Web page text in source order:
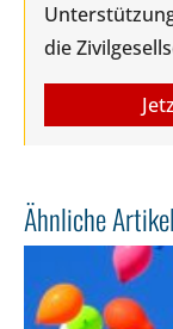
die
Ähnliche